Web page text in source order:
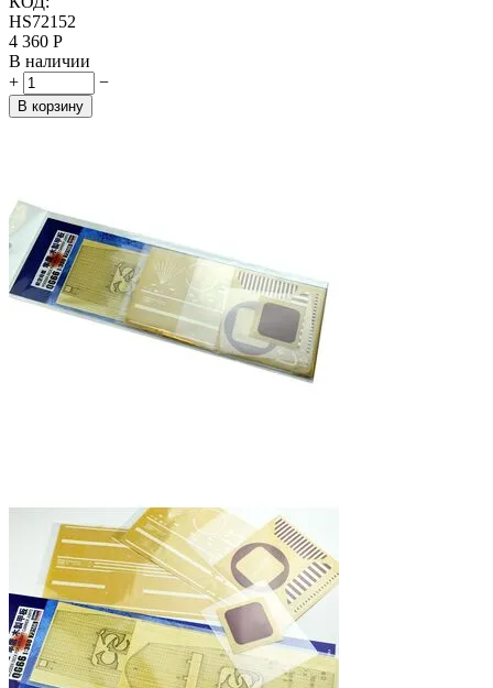
HS72152
4 360 Р
В наличии
+
−
В корзину